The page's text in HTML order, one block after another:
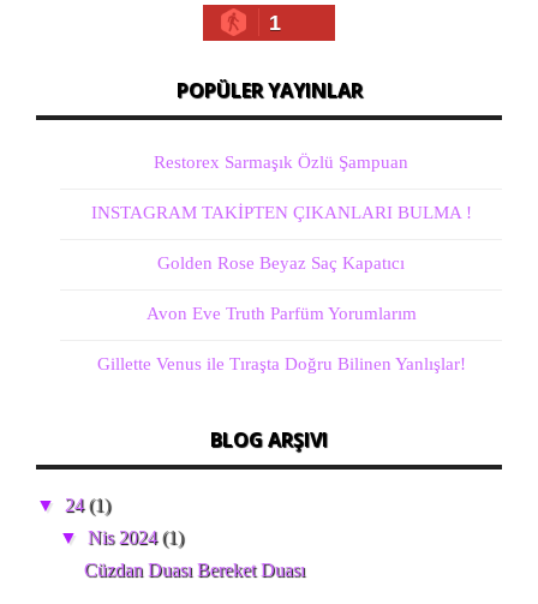
1
POPÜLER YAYINLAR
Restorex Sarmaşık Özlü Şampuan
INSTAGRAM TAKİPTEN ÇIKANLARI BULMA !
Golden Rose Beyaz Saç Kapatıcı
Avon Eve Truth Parfüm Yorumlarım
Gillette Venus ile Tıraşta Doğru Bilinen Yanlışlar!
BLOG ARŞIVI
▼ 24(1)
▼Nis 2024(1)
Cüzdan Duası Bereket Duası